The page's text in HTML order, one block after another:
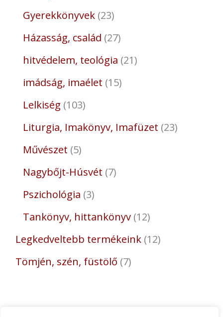
Gyerekkönyvek 23
Házasság, család 27
hitvédelem, teológia 21
imádság, imaélet 15
Lelkiség 103
Liturgia, Imakönyv, Imafüzet 23
Művészet 5
Nagybőjt-Húsvét 7
Pszichológia 3
Tankönyv, hittankönyv 12
Legkedveltebb termékeink 12
Tömjén, szén, füstölő 7